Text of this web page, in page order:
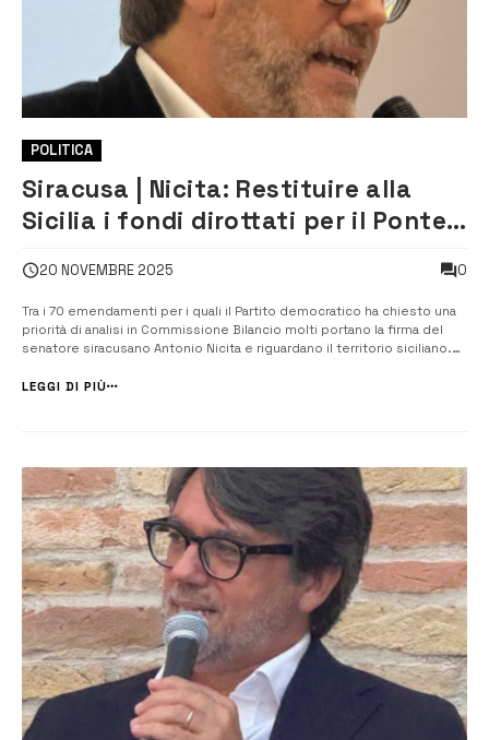
POLITICA
Siracusa | Nicita: Restituire alla
Sicilia i fondi dirottati per il Ponte
20 NOVEMBRE 2025 0
Tra i 70 emendamenti per i quali il Partito democratico ha chiesto una
priorità di analisi in Commissione Bilancio molti portano la firma del
senatore siracusano Antonio Nicita e riguardano il territorio siciliano.
destinati al Ponte, per realizzare opere in Sicilia ...
LEGGI DI PIÙ